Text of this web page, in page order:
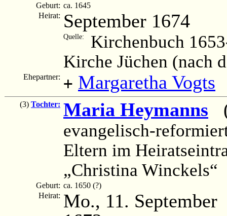
Geburt: ca. 1645
Heirat: September 1674
Quelle:
Kirchenbuch
Kirche Jüchen (nach
Ehepartner: + Margaretha Vogts
(3) Tochter: Maria Heymanns
evangelisch-
Eltern im
„Christina Winckels“
Geburt: ca. 1650 (?)
Heirat: Mo., 11. September